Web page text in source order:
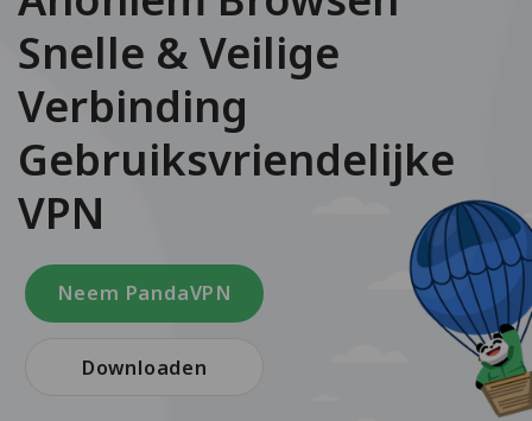
Snelle & Veilige
Verbinding
Gebruiksvriendelijke
VPN
Neem PandaVPN
Downloaden